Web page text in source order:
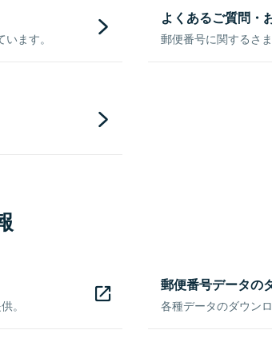
ます。
よくあるご質問・
郵便番号に関するさ
。
郵便番号データの
各種データのダウン